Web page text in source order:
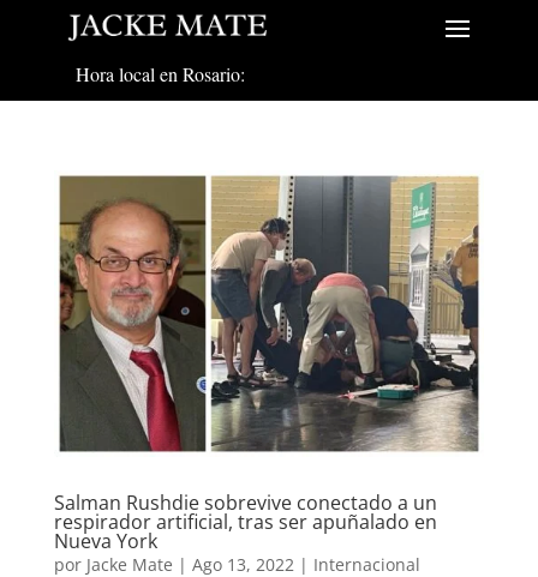
Hora local en Rosario:
Salman Rushdie sobrevive conectado a un
respirador artificial, tras ser apuñalado en
Nueva York
por Jacke Mate | Ago 13, 2022 | Internacional